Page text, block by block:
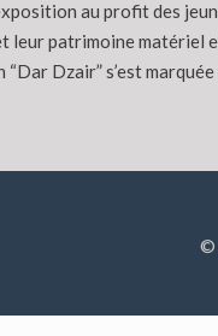
au profit des
patrimoine matériel
Dzair” s’est
©